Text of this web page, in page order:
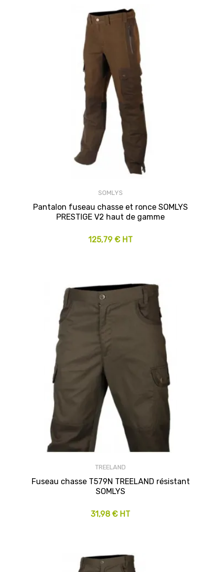
SOMLYS
Pantalon fuseau chasse et ronce SOMLYS
PRESTIGE V2 haut de gamme
125,79 € HT
TREELAND
Fuseau chasse T579N TREELAND résistant
SOMLYS
31,98 € HT